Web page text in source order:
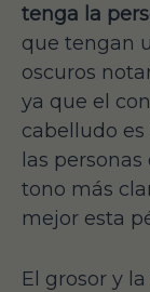
tenga la
que tengan
oscuros
ya que el
cabelludo
las
tono más
mejor esta
El grosor y